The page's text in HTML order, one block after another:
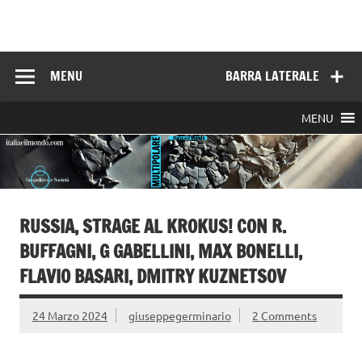
BARRA LATERALE
MENU
MENU
RUSSIA, STRAGE AL KROKUS! CON R.
BUFFAGNI, G GABELLINI, MAX BONELLI,
FLAVIO BASARI, DMITRY KUZNETSOV
24 Marzo 2024 giuseppegerminario 2 Comments